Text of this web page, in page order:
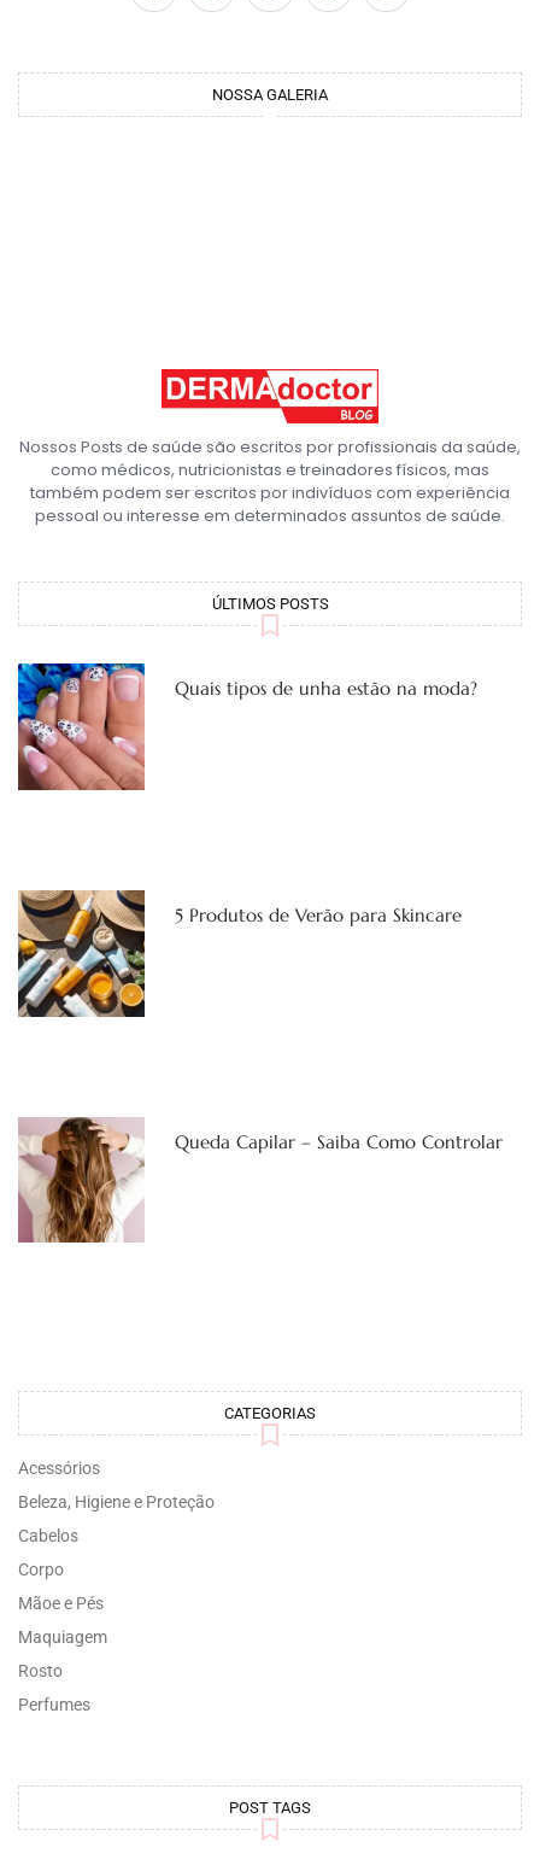
NOSSA GALERIA
Nossos Posts de saúde são escritos por profissionais da saúde,
como médicos, nutricionistas e treinadores físicos, mas
também podem ser escritos por indivíduos com experiência
pessoal ou interesse em determinados assuntos de saúde.
ÚLTIMOS POSTS
Quais tipos de unha estão na moda?
5 Produtos de Verão para Skincare
Queda Capilar – Saiba Como Controlar
CATEGORIAS
Acessórios
Beleza, Higiene e Proteção
Cabelos
Corpo
Mãoe e Pés
Maquiagem
Rosto
Perfumes
POST TAGS